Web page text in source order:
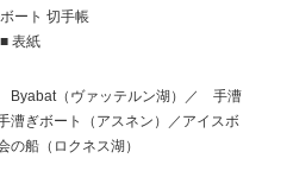
■ 表紙
（ヴァッテルン湖）／ 手漕
ぎボート（アスネン）／アイスボ
船（ロクネス湖）